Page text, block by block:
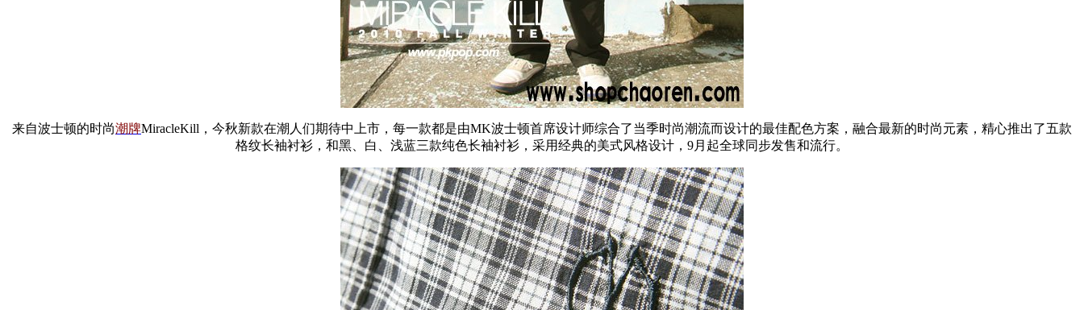
来自波士顿的时尚潮牌MiracleKill，今秋新款在潮人们期待中上市，每一款都是由MK波士顿首席设计师综合了当季时尚潮流而设计的最佳配色方案，融合最新的时尚元素，精心推出了五款
格纹长袖衬衫，和黑、白、浅蓝三款纯色长袖衬衫，采用经典的美式风格设计，9月起全球同步发售和流行。